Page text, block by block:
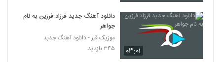
5371
Morteza Ahmadi I Lajbaz
دانلود آهنگ جواد آبادیان مرد و قولش
۰۳:۰۱
دانلود آهنگ جدید فرزاد فرزین به نام
جواهر
موزیک قیر - دانلود آهنگ جدبد
۳۴۵ بازدید